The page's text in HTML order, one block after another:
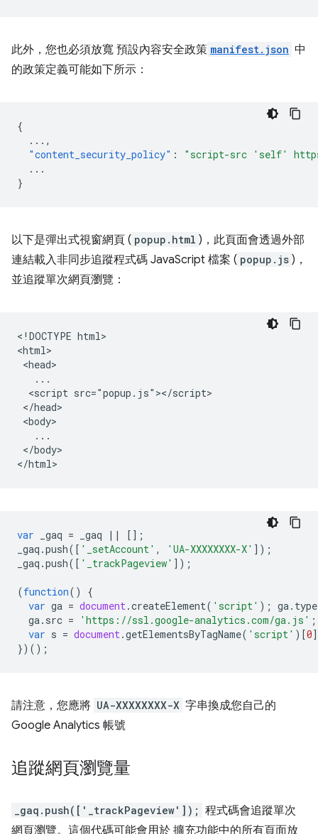
此外，您也必須放寬 預設內容安全政策 manifest.json 中
的政策定義可能如下所示：
{
... ,
"content_security_policy" :
"script-src 'self'
...
}
以下是彈出式視窗網頁 ( popup.html )，此頁面會透過外部
連結載入非同步追蹤程式碼 JavaScript 檔案 ( popup.js )，
並追蹤單次網頁瀏覽：
<!DOCTYPE html>
<html>
<head>
   ...
  <script src="popup.js"></script>
</head>
<body>
   ...
</body>
var _gaq = _gaq ||
[];
_gaq .push([ '_setAccount' , 'UA-XXXXXXXX-X' ]);
_gaq .push([ '_trackPageview' ]);
(function()
{
var ga = document.createElement( 'script' ); ga. type
ga. src = 'https://ssl.google-analytics.com/ga.js' ;
var s = document.getElementsByTagName( 'script' )[0
})();
請注意，您應將 UA-XXXXXXXX-X 字串換成您自己的
Google Analytics 帳號
追蹤網頁瀏覽量
_gaq.push(['_trackPageview']); 程式碼會追蹤單次
網頁瀏覽。這個代碼可能會用於 擴充功能中的所有頁面放